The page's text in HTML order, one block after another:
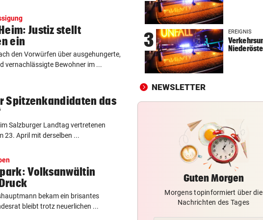
Justiz stellt
ein
den Vorwürfen über ausgehungerte,
vernachlässigte Bewohner im ...
Spitzenkandidaten das
Salzburger Landtag vertretenen
23. April mit derselben ...
Volksanwältin
bekam ein brisantes
bleibt trotz neuerlichen ...
„ERSCHRECKENDE SZENEN“
Brand am Gardasee: Hotel
geräumt, Urlauber fliehen
ACHT KILO TNT IM BODEN
Schon wieder Sprengstoff in
WURDE NUR 27 JAHRE ALT vor
Überfall ermordet
3 EREIGNIS
NEWSLETTER
Guten Morgen
Morgens topinformiert über die
Nachrichten des Tages